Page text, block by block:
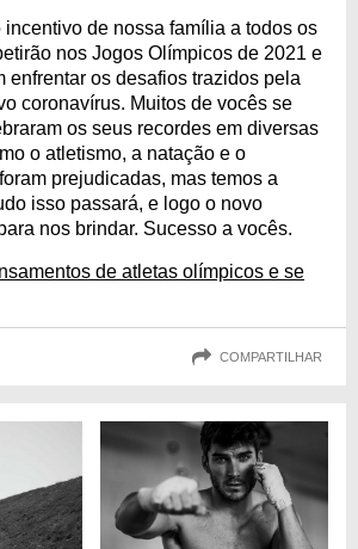
incentivo de nossa família a todos os
nos Jogos Olímpicos de 2021 e
enfrentar os desafios trazidos pela
coronavírus. Muitos de vocês se
os seus recordes em diversas
o atletismo, a natação e o
prejudicadas, mas temos a
isso passará, e logo o novo
nos brindar. Sucesso a vocês.
de atletas olímpicos e se
COMPARTILHAR